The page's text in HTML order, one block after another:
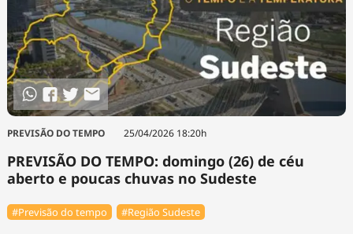
PREVISÃO DO TEMPO 25/04/2026 18:20h
PREVISÃO DO TEMPO: domingo (26) de céu
aberto e poucas chuvas no Sudeste
#Previsão do tempo #Região Sudeste